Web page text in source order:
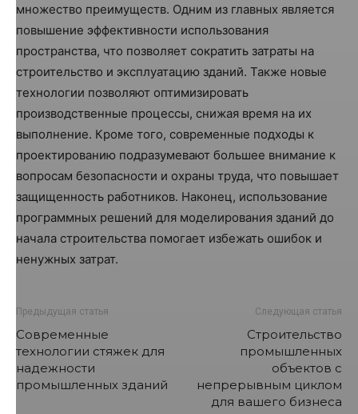
множество преимуществ. Одним из главных является
повышение эффективности использования
пространства, что позволяет сократить затраты на
строительство и эксплуатацию зданий. Также новые
технологии позволяют оптимизировать
производственные процессы, снижая время на их
выполнение. Кроме того, современные подходы к
проектированию подразумевают большее внимание к
вопросам безопасности и охраны труда, что повышает
защищенность работников. Наконец, использование
программных решений для моделирования зданий до
начала строительства помогает избежать ошибок и
ненужных затрат.
Предыдущая статья
Современные
технологии стяжек для
надежности
промышленных зданий
Следующая статья
Строительство
промышленных
объектов с
непрерывным циклом
для вашего бизнеса